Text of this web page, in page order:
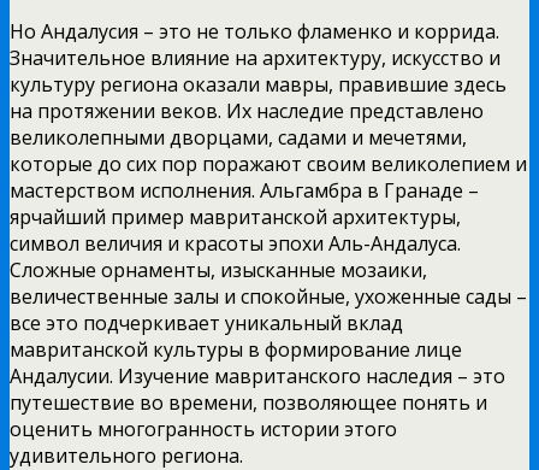
Но Андалусия – это не только фламенко и коррида.
Значительное влияние на архитектуру, искусство и
культуру региона оказали мавры, правившие здесь
на протяжении веков. Их наследие представлено
великолепными дворцами, садами и мечетями,
которые до сих пор поражают своим великолепием и
мастерством исполнения. Альгамбра в Гранаде –
ярчайший пример мавританской архитектуры,
символ величия и красоты эпохи Аль-Андалуса.
Сложные орнаменты, изысканные мозаики,
величественные залы и спокойные, ухоженные сады –
все это подчеркивает уникальный вклад
мавританской культуры в формирование лице
Андалусии. Изучение мавританского наследия – это
путешествие во времени, позволяющее понять и
оценить многогранность истории этого
удивительного региона.